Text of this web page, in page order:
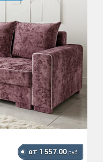
от 1 557.00 руб.